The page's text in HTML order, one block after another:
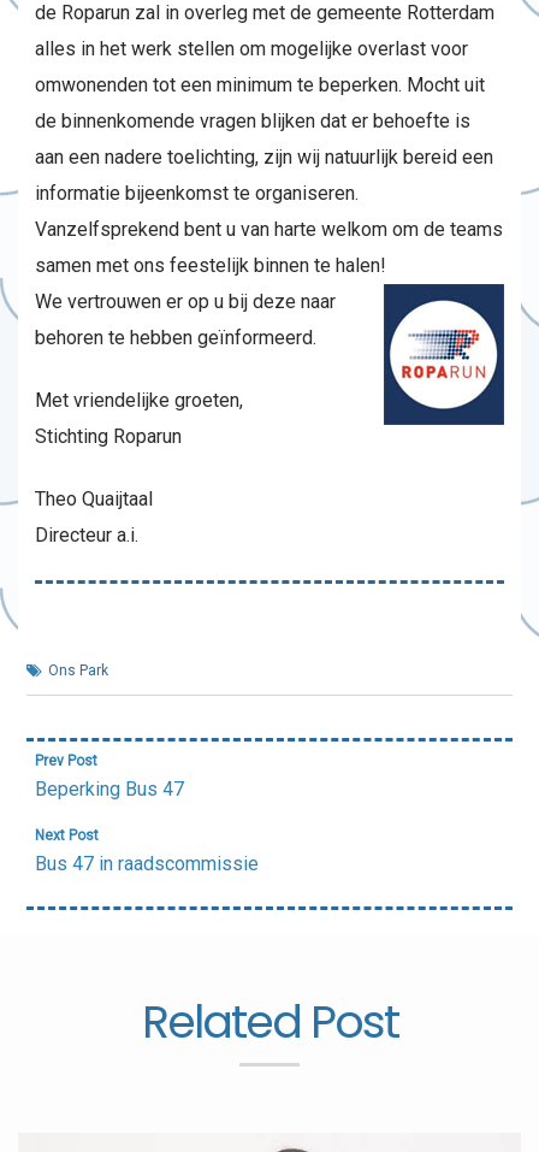
de Roparun zal in overleg met de gemeente Rotterdam
alles in het werk stellen om mogelijke overlast voor
omwonenden tot een minimum te beperken. Mocht uit
de binnenkomende vragen blijken dat er behoefte is
aan een nadere toelichting, zijn wij natuurlijk bereid een
informatie bijeenkomst te organiseren.
Vanzelfsprekend bent u van harte welkom om de teams
samen met ons feestelijk binnen te halen!
We vertrouwen er op u bij deze naar
behoren te hebben geïnformeerd.
Met vriendelijke groeten,
Stichting Roparun
Theo Quaijtaal
Directeur a.i.
Ons Park
Bericht
navigatie
Prev Post
Beperking Bus 47
Next Post
Bus 47 in raadscommissie
Related Post